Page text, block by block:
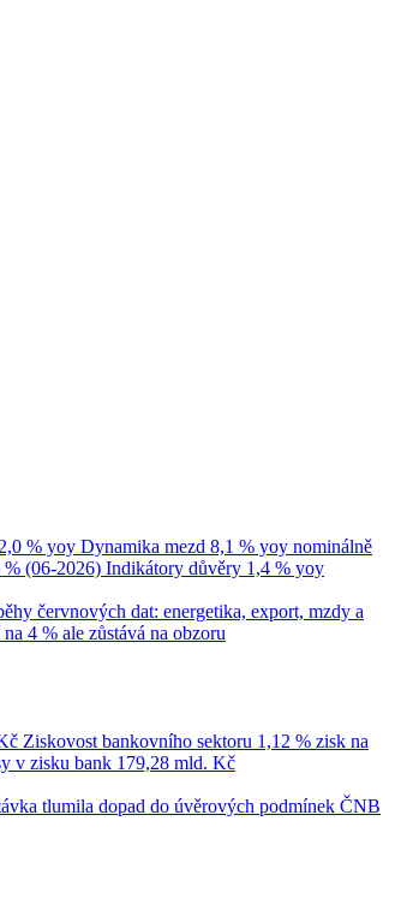
2,0 % yoy Dynamika mezd 8,1 % yoy nominálně
% (06-2026) Indikátory důvěry 1,4 % yoy
červnových dat: energetika, export, mzdy a
4 % ale zůstává na obzoru
Ziskovost bankovního sektoru 1,12 % zisk na
v zisku bank 179,28 mld. Kč
tlumila dopad do úvěrových podmínek ČNB